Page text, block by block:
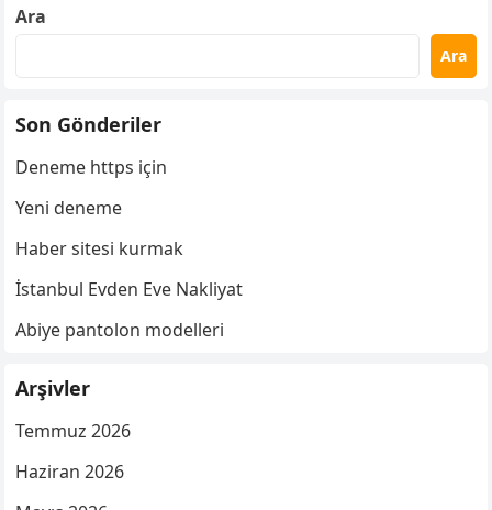
Ara
Ara
Son Gönderiler
Deneme https için
Yeni deneme
Haber sitesi kurmak
İstanbul Evden Eve Nakliyat
Abiye pantolon modelleri
Arşivler
Temmuz 2026
Haziran 2026